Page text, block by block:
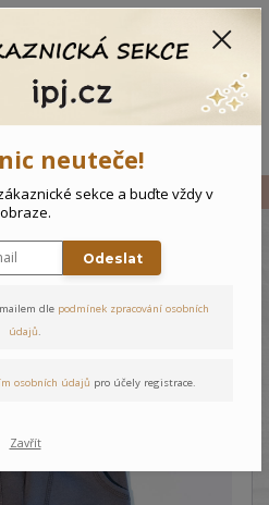
- Šedá
neuteče!
sekce a buďte vždy v
obraze.
Odeslat
dle podmínek zpracování osobních
údajů.
osobních údajů pro účely registrace.
Zavřít